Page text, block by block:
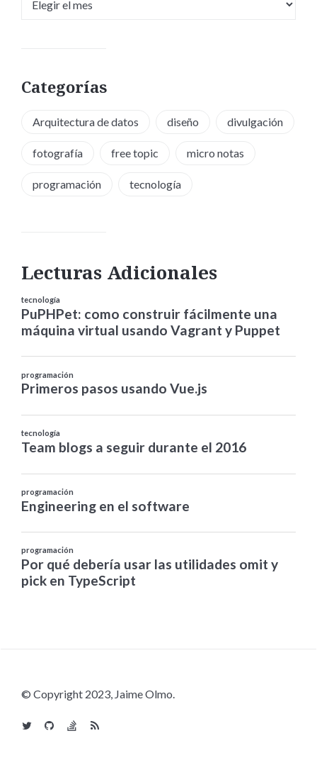
Categorías
Arquitectura de datos diseño divulgación
fotografía free topic micro notas
programación tecnología
Lecturas Adicionales
© Copyright 2023, Jaime Olmo.